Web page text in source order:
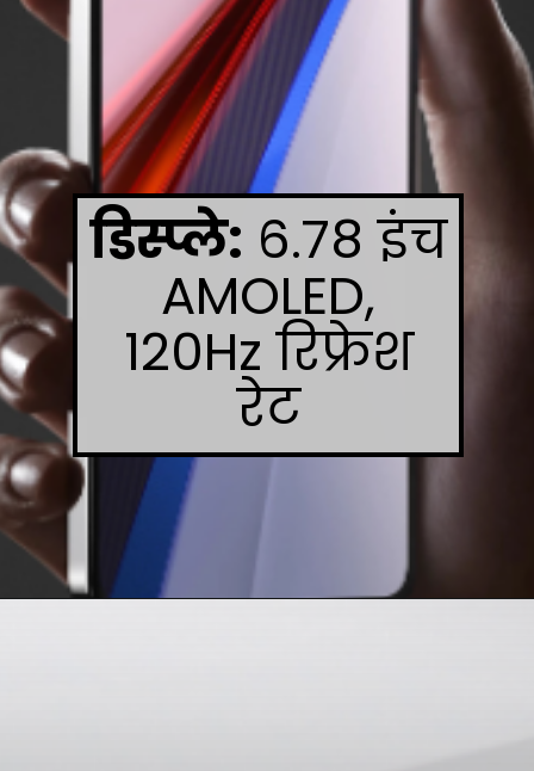
डिस्प्ले: 6.78 इंच
AMOLED,
120Hz रिफ्रेश
रेट